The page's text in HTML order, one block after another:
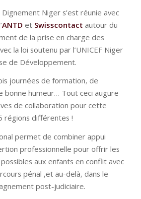
Niger s’est réunie avec
ANTD et Swisscontact autour du
de la prise en charge des
la loi soutenu par l’UNICEF Niger
de Développement.
journées de formation, de
bonne humeur… Tout ceci augure
de collaboration pour cette
régions différentes !
permet de combiner appui
professionnelle pour offrir les
aux enfants en conflit avec
pénal ,et au-delà, dans le
post-judiciaire.